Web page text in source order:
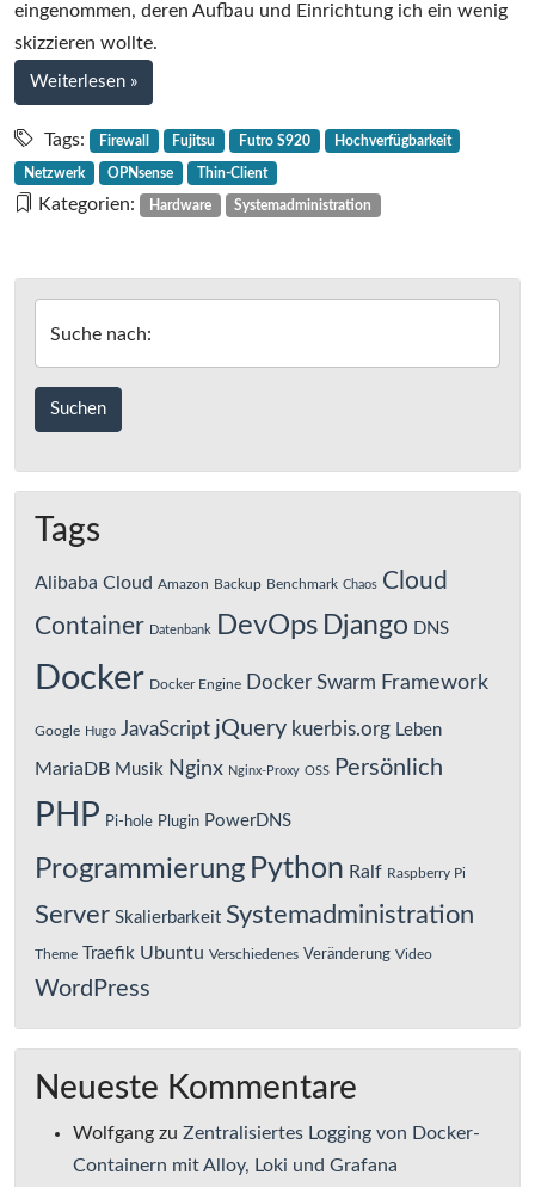
eingenommen, deren Aufbau und Einrichtung ich ein wenig
skizzieren wollte.
Weiterlesen bei
Hochverfügbare
Firewall
mit
Thin-
Futro
und
OPNsense
»
Tags: Firewall Fujitsu Futro S920 Hochverfügbarkeit
Netzwerk OPNsense Thin-Client
Kategorien: Hardware Systemadministration
Suche nach:
Tags
Alibaba Cloud Amazon Backup Benchmark Chaos Cloud
Container Datenbank DevOps Django DNS
Docker Docker Engine Docker Swarm Framework
Google Hugo JavaScript jQuery kuerbis.org Leben
MariaDB Musik Nginx Nginx-Proxy OSS Persönlich
PHP Pi-hole Plugin PowerDNS
Programmierung Python Ralf Raspberry Pi
Server Skalierbarkeit Systemadministration
Theme Traefik Ubuntu Verschiedenes Veränderung Video
WordPress
Neueste Kommentare
Wolfgang zu Zentralisiertes Logging von Docker-
Containern mit Alloy, Loki und Grafana